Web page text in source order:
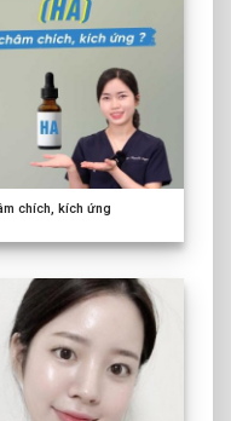
chích, kích ứng